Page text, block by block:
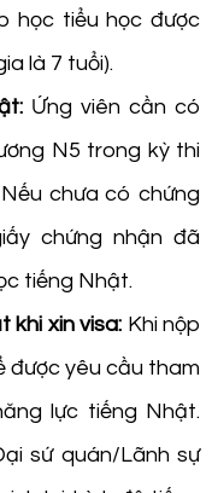
học tiểu học được
là 7 tuổi).
Ứng viên cần có
N5 trong kỳ thi
chưa có chứng
chứng nhận đã
tiếng Nhật.
khi xin visa: Khi nộp
được yêu cầu tham
lực tiếng Nhật.
sứ quán/Lãnh sự